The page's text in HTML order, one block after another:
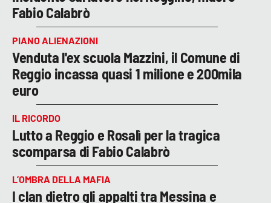
Fabio Calabrò
PIANO ALIENAZIONI
Venduta l'ex scuola Mazzini, il Comune di
Reggio incassa quasi 1 milione e 200mila
euro
IL RICORDO
Lutto a Reggio e Rosalì per la tragica
scomparsa di Fabio Calabrò
L’OMBRA DELLA MAFIA
I clan dietro gli appalti tra Messina e